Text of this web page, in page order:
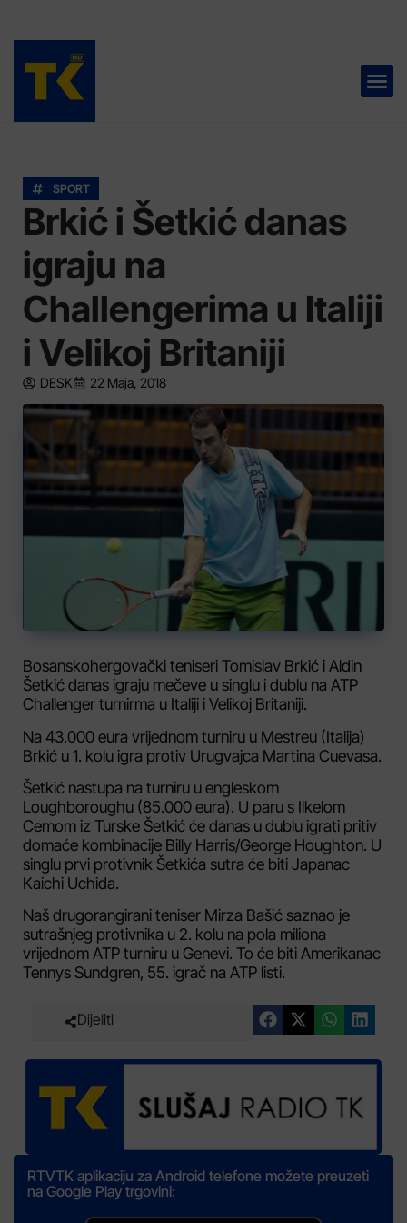
SPORT
Brkić i Šetkić danas
igraju na
Challengerima u Italiji
i Velikoj Britaniji
DESK 22 Maja, 2018
Bosanskohergovački teniseri Tomislav Brkić i Aldin
Šetkić danas igraju mečeve u singlu i dublu na ATP
Challenger turnirma u Italiji i Velikoj Britaniji.
Na 43.000 eura vrijednom turniru u Mestreu (Italija)
Brkić u 1. kolu igra protiv Urugvajca Martina Cuevasa.
Šetkić nastupa na turniru u engleskom
Loughboroughu (85.000 eura). U paru s Ilkelom
Cemom iz Turske Šetkić će danas u dublu igrati pritiv
domaće kombinacije Billy Harris/George Houghton. U
singlu prvi protivnik Šetkića sutra će biti Japanac
Kaichi Uchida.
Naš drugorangirani teniser Mirza Bašić saznao je
sutrašnjeg protivnika u 2. kolu na pola miliona
vrijednom ATP turniru u Genevi. To će biti Amerikanac
Tennys Sundgren, 55. igrač na ATP listi.
Dijeliti
RTVTK aplikaciju za Android telefone možete preuzeti
na Google Play trgovini: